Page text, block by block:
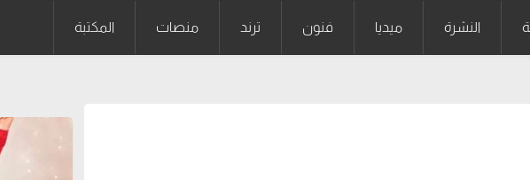
النشرة ميديا فنون ترند منصات المكتبة